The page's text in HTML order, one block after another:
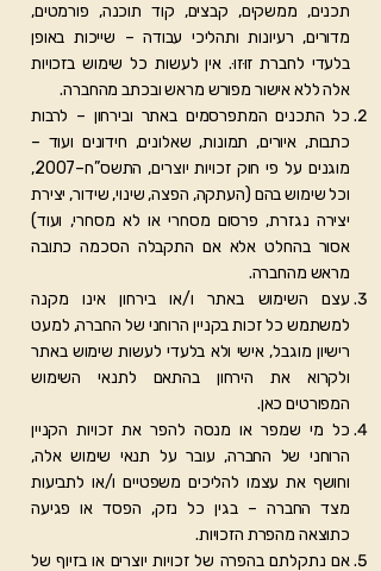
תכנים, ממשקים, קבצים, קוד תוכנה, פורמטים,
מדורים, רעיונות ותהליכי עבודה – שייכות באופן
בלעדי לחברת זוּזוּ. אין לעשות כל שימוש בזכויות
אלה ללא אישור מפורש מראש ובכתב מהחברה.
כל התכנים המתפרסמים באתר ובירחון – לרבות
כתבות, איורים, תמונות, שאלונים, חידונים ועוד –
מוגנים על פי חוק זכויות יוצרים, התשס”ח–2007,
וכל שימוש בהם (העתקה, הפצה, שינוי, שידור, יצירת
יצירה נגזרת, פרסום מסחרי או לא מסחרי, ועוד)
אסור בהחלט אלא אם התקבלה הסכמה כתובה
מראש מהחברה.
עצם השימוש באתר ו/או בירחון אינו מקנה
למשתמש כל זכות בקניין הרוחני של החברה, למעט
רישיון מוגבל, אישי ולא בלעדי לעשות שימוש באתר
ולקרוא את הירחון בהתאם לתנאי השימוש
המפורטים כאן.
כל מי שמפר או מנסה להפר את זכויות הקניין
הרוחני של החברה, עובר על תנאי שימוש אלה,
וחושף את עצמו להליכים משפטיים ו/או לתביעות
מצד החברה – בגין כל נזק, הפסד או פגיעה
כתוצאה מהפרת הזכויות.
אם נתקלתם בהפרה של זכויות יוצרים או בזיוף של